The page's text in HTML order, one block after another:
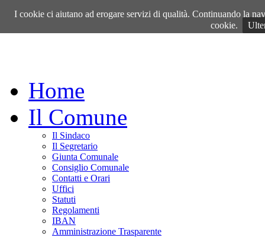
Domenica, 09 Agosto 2026
Home
Il Comune
Il Sindaco
Il Segretario
Giunta Comunale
Consiglio Comunale
Contatti e Orari
Uffici
Statuti
Regolamenti
IBAN
Amministrazione Trasparente
I cookie ci aiutano ad erogare servizi di qualità. Continuando la
cookie.